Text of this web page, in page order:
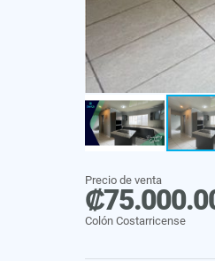
Precio de venta
Colón Costarricense